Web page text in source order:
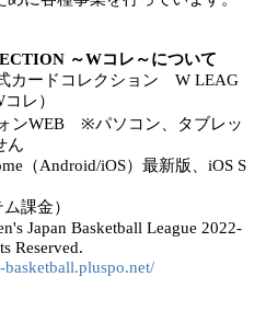
～Wコレ～について
ドコレクション W LEAG
レ）
WEB ※パソコン、タブレッ
ん
（Android/iOS）最新版、iOS S
課金）
Japan Basketball League 2022-
Reserved.